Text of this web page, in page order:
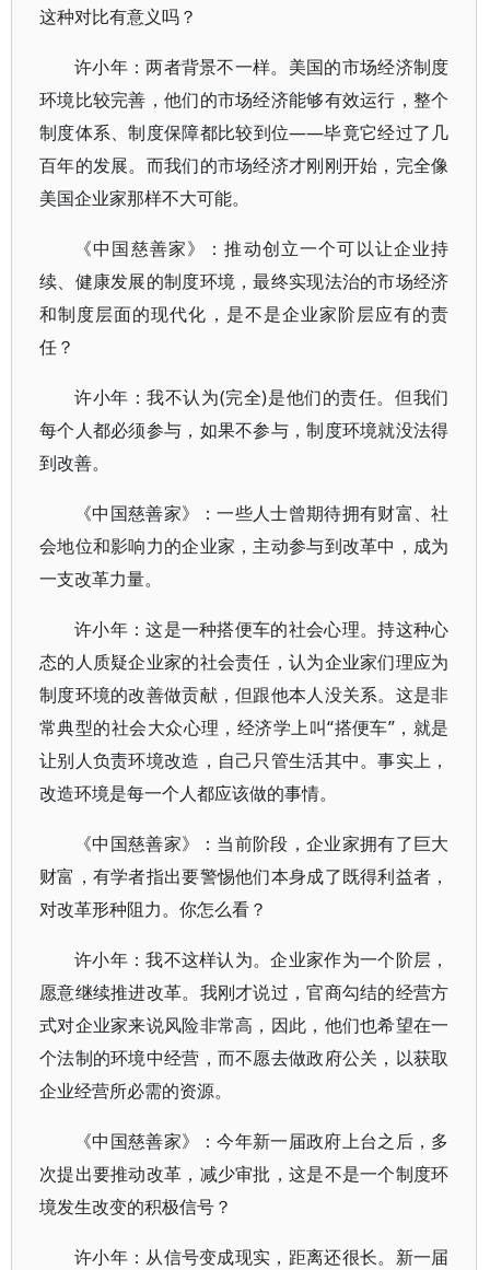
这种对比有意义吗？
许小年：两者背景不一样。美国的市场经济制度
环境比较完善，他们的市场经济能够有效运行，整个
制度体系、制度保障都比较到位——毕竟它经过了几
百年的发展。而我们的市场经济才刚刚开始，完全像
美国企业家那样不大可能。
《中国慈善家》：推动创立一个可以让企业持
续、健康发展的制度环境，最终实现法治的市场经济
和制度层面的现代化，是不是企业家阶层应有的责
任？
许小年：我不认为(完全)是他们的责任。但我们
每个人都必须参与，如果不参与，制度环境就没法得
到改善。
《中国慈善家》：一些人士曾期待拥有财富、社
会地位和影响力的企业家，主动参与到改革中，成为
一支改革力量。
许小年：这是一种搭便车的社会心理。持这种心
态的人质疑企业家的社会责任，认为企业家们理应为
制度环境的改善做贡献，但跟他本人没关系。这是非
常典型的社会大众心理，经济学上叫“搭便车”，就是
让别人负责环境改造，自己只管生活其中。事实上，
改造环境是每一个人都应该做的事情。
《中国慈善家》：当前阶段，企业家拥有了巨大
财富，有学者指出要警惕他们本身成了既得利益者，
对改革形种阻力。你怎么看？
许小年：我不这样认为。企业家作为一个阶层，
愿意继续推进改革。我刚才说过，官商勾结的经营方
式对企业家来说风险非常高，因此，他们也希望在一
个法制的环境中经营，而不愿去做政府公关，以获取
企业经营所必需的资源。
《中国慈善家》：今年新一届政府上台之后，多
次提出要推动改革，减少审批，这是不是一个制度环
境发生改变的积极信号？
许小年：从信号变成现实，距离还很长。新一届